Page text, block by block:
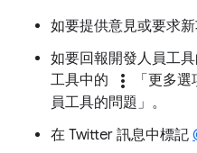
如要提供意見或要求
如要回報開發人員工
工具中的
more_vert 「更多選
員工具的問題」 。
在 Twitter 訊息中標記